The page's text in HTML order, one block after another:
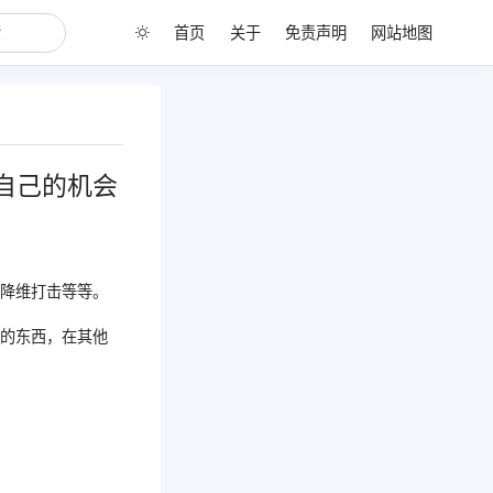
首页 关于 免责声明 网站地图
己的机会
维打击等等。
东西，在其他